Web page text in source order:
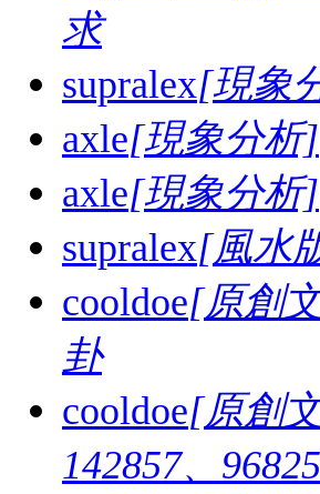
求
supralex[現象
axle[現象分析]
axle[現象分析]
supralex[風水
cooldoe[原創
卦
cooldoe[原創
142857、